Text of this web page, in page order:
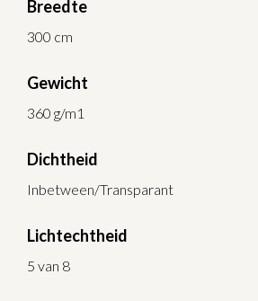
Breedte
300 cm
Gewicht
360 g/m1
Dichtheid
Inbetween/Transparant
Lichtechtheid
5 van 8